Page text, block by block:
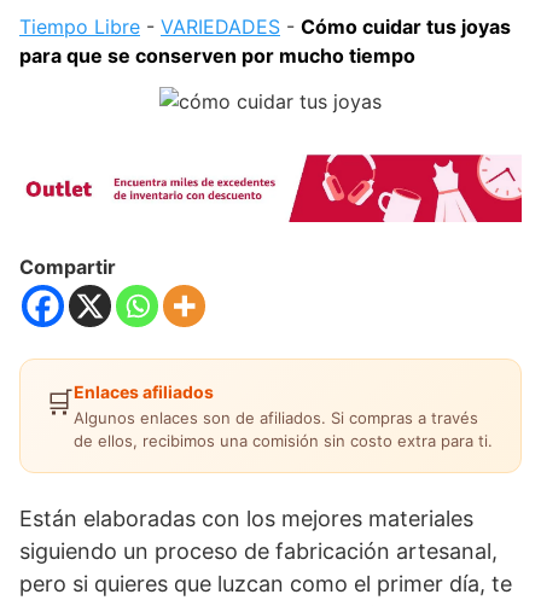
Tiempo Libre - VARIEDADES - Cómo cuidar tus joyas
para que se conserven por mucho tiempo
Compartir
🛒Enlaces afiliados
Algunos enlaces son de afiliados. Si compras a través
de ellos, recibimos una comisión sin costo extra para ti.
Están elaboradas con los mejores materiales
siguiendo un proceso de fabricación artesanal,
pero si quieres que luzcan como el primer día, te